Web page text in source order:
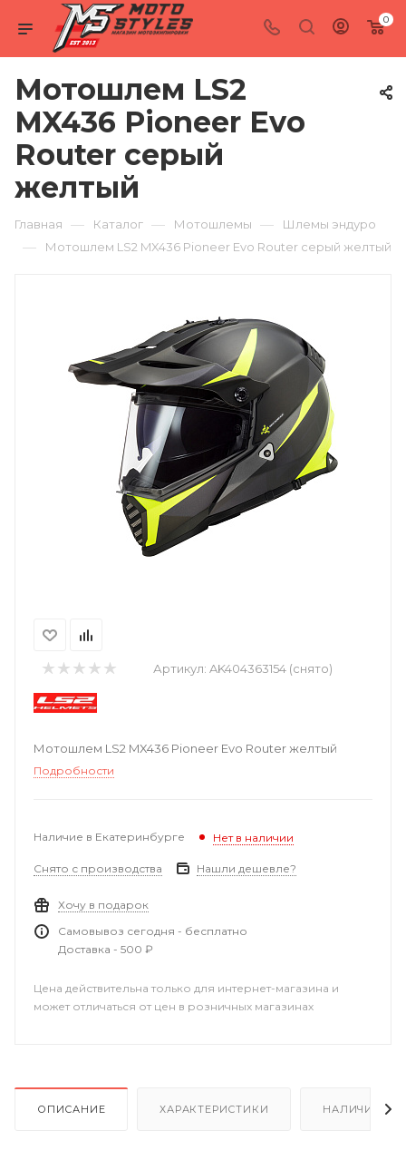
0
Мотошлем LS2
MX436 Pioneer Evo
Router серый
желтый
Главная — Каталог — Мотошлемы — Шлемы эндуро
— Мотошлем LS2 MX436 Pioneer Evo Router серый желтый
Артикул: AK404363154 (снято)
Мотошлем LS2 MX436 Pioneer Evo Router желтый
Подробности
Наличие в Екатеринбурге Нет в наличии
Снято с производства Нашли дешевле?
Хочу в подарок
Самовывоз сегодня - бесплатно
Доставка - 500 ₽
Цена действительна только для интернет-магазина и
может отличаться от цен в розничных магазинах
ОПИСАНИЕ ХАРАКТЕРИСТИКИ НАЛИЧИЕ В